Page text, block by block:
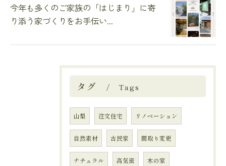
今年も多くのご家族の「はじまり」に寄
り添う家づくりをお手伝い...
タグ Tags
山梨 注文住宅 リノベーション
自然素材 古民家 間取り変更
ナチュラル 高気密 木の家